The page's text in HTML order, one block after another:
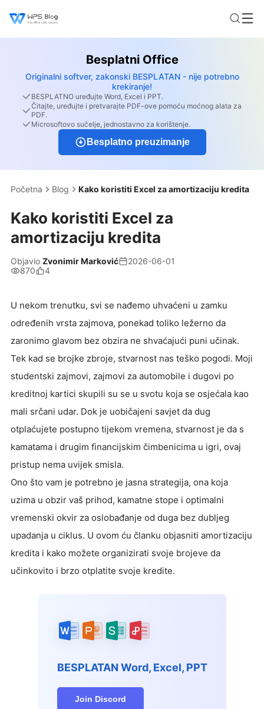
Besplatni Office
Originalni softver, zakonski BESPLATAN - nije potrebno
krekiranje!
BESPLATNO uređujte Word, Excel i PPT.
Čitajte, uređujte i pretvarajte PDF-ove pomoću moćnog alata za
PDF.
Microsoftovo sučelje, jednostavno za korištenje.
Besplatno preuzimanje
Početna Blog Kako koristiti Excel za amortizaciju kredita
Kako koristiti Excel za
amortizaciju kredita
Objavio Zvonimir Marković
2026-06-01
870
4
U nekom trenutku, svi se nađemo uhvaćeni u zamku
određenih vrsta zajmova, ponekad toliko ležerno da
zaronimo glavom bez obzira ne shvaćajući puni učinak.
Tek kad se brojke zbroje, stvarnost nas teško pogodi. Moji
studentski zajmovi, zajmovi za automobile i dugovi po
kreditnoj kartici skupili su se u svotu koja se osjećala kao
mali srčani udar. Dok je uobičajeni savjet da dug
otplaćujete postupno tijekom vremena, stvarnost je da s
kamatama i drugim financijskim čimbenicima u igri, ovaj
pristup nema uvijek smisla.
Ono što vam je potrebno je jasna strategija, ona koja
uzima u obzir vaš prihod, kamatne stope i optimalni
vremenski okvir za oslobađanje od duga bez dubljeg
upadanja u ciklus. U ovom ću članku objasniti amortizaciju
kredita i kako možete organizirati svoje brojeve da
učinkovito i brzo otplatite svoje kredite.
BESPLATAN Word, Excel, PPT
Join Discord